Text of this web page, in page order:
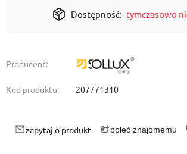
Dostępność: tymczasowo
Producent:
Kod produktu: 207771310
zapytaj o produkt poleć znajomemu